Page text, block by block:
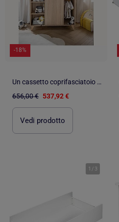
-18%
Un cassetto coprifasciatoio che può essere trasformato in una - SAUTHON
656,00 € 537,92 €
Vedi prodotto
1 / 3